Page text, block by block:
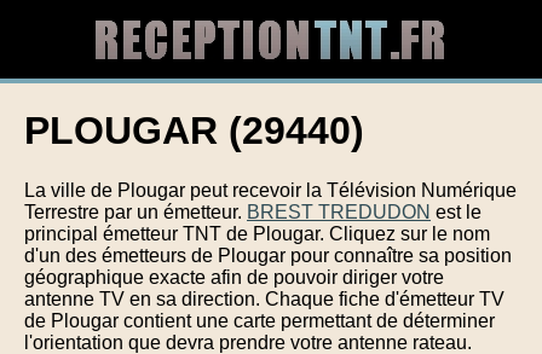
PLOUGAR (29440)
La ville de Plougar peut recevoir la Télévision Numérique
Terrestre par un émetteur. BREST TREDUDON est le
principal émetteur TNT de Plougar. Cliquez sur le nom
d'un des émetteurs de Plougar pour connaître sa position
géographique exacte afin de pouvoir diriger votre
antenne TV en sa direction. Chaque fiche d'émetteur TV
de Plougar contient une carte permettant de déterminer
l'orientation que devra prendre votre antenne rateau.